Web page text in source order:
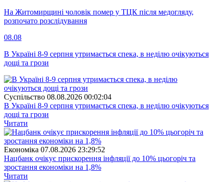
На Житомирщині чоловік помер у ТЦК після медогляду,
розпочато розслідування
08.08
В Україні 8-9 серпня утримається спека, в неділю очікуються
дощі та грози
Суспiльство 08.08.2026 00:02:04
В Україні 8-9 серпня утримається спека, в неділю очікуються
дощі та грози
Читати
Економіка 07.08.2026 23:29:52
Нацбанк очікує прискорення інфляції до 10% цьогоріч та
зростання економіки на 1,8%
Читати